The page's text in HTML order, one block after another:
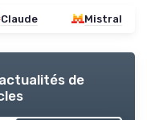
Claude Mistral
de